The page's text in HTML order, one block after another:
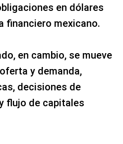
en dólares
financiero mexicano.
en cambio, se mueve
y demanda,
decisiones de
flujo de capitales